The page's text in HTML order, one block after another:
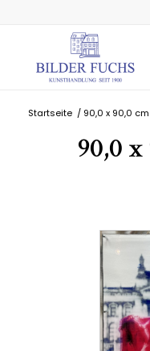
Startseite / 90,0 x 90,0 cm
90,0 x